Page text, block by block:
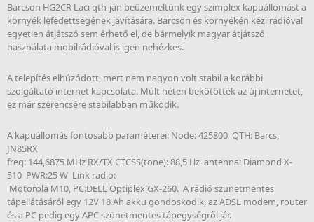
Barcson HG2CR Laci qth-ján beüzemeltünk egy szimplex kapuállomást a
környék lefedettségének javítására. Barcson és környékén kézi rádióval
egyetlen átjátszó sem érhető el, de bármelyik magyar átjátszó
használata mobilrádióval is igen nehézkes.
A telepítés elhúzódott, mert nem nagyon volt stabil a korábbi
szolgáltató internet kapcsolata. Múlt héten bekötötték az új internetet,
ez már szerencsére stabilabban működik.
A kapuállomás fontosabb paraméterei: Node: 425800 QTH: Barcs,
JN85RX
freq: 144,6875 MHz RX/TX CTCSS(tone): 88,5 Hz antenna: Diamond X-
510 PWR:25 W Link radio:
Motorola M10, PC:DELL Optiplex GX-260. A rádió szünetmentes
tápellátásáról egy 12V 18 Ah akku gondoskodik, az ADSL modem, router
és a PC pedig egy APC szünetmentes tápegységről jár.